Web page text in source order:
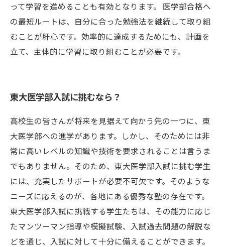
って学習を進めることも有効となります。 医学部合格へ
の最短ルートは、自分に合った勉強法を継続して取り組
むことが肝心です。効率的に達成するためにも、計画を
立て、主体的に学習に取り組むことが必要です。
東大医学部入試に挑むなら？
高校生の皆さんが将来を見据えて向かう先の一つに、東
大医学部への進学があります。しかし、そのためには非
常に高いレベルの知識や技術を要求されることは言うま
でもありません。そのため、東大医学部入試に挑む学生
には、充実したサポートが必要不可欠です。そのような
ニーズに応えるのが、各地にある優秀な塾の存在です。
東大医学部入試に挑戦する学生たちは、その能力に応じ
たマンツーマン指導や模擬試験、入試過去問題の解説な
どを通じ、入試に対して十分に備えることができます。